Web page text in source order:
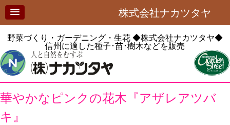
株式会社ナカツタヤ
野菜づくり・ガーデニング・生花◆株式会社ナカツタヤ◆
信州に適した種子･苗･樹木などを販売
華やかなピンクの花木『アザレアツバ
キ』